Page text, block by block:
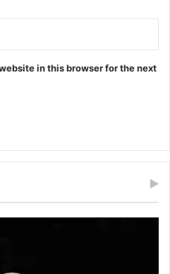
in this browser for the next